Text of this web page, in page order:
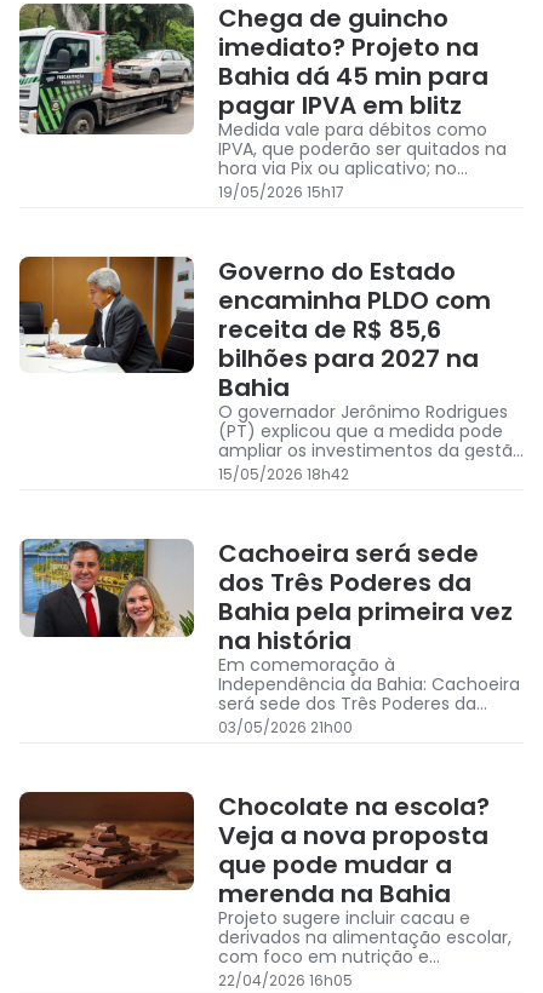
Chega de guincho
imediato? Projeto na
Bahia dá 45 min para
pagar IPVA em blitz
Medida vale para débitos como
IPVA, que poderão ser quitados na
hora via Pix ou aplicativo; no
entanto, o texto proíbe
estritamente o pagamento em
antes do prazo
19/05/2026 15h17
Governo do Estado
encaminha PLDO com
receita de R$ 85,6
bilhões para 2027 na
Bahia
O governador Jerônimo Rodrigues
(PT) explicou que a medida pode
ampliar os investimentos da gestão
estadual
15/05/2026 18h42
Cachoeira será sede
dos Três Poderes da
Bahia pela primeira vez
na história
Em comemoração à
Independência da Bahia: Cachoeira
será sede dos Três Poderes da
Bahia pela primeira vez na história
03/05/2026 21h00
Chocolate na escola?
Veja a nova proposta
que pode mudar a
merenda na Bahia
Projeto sugere incluir cacau e
derivados na alimentação escolar,
com foco em nutrição e
valorização da produção local
22/04/2026 16h05